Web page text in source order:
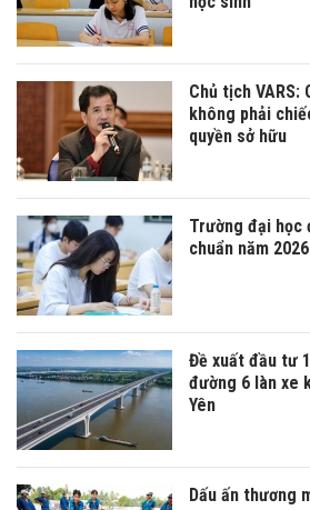
Chủ tịch VARS:
không phải
quyền sở hữu
Trường đại học
chuẩn năm 2026
Đề xuất đầu tư
đường 6 làn xe
Yên
Dấu ấn thương